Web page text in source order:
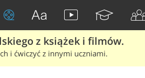
z książek i filmów.
i ćwiczyć z innymi uczniami.